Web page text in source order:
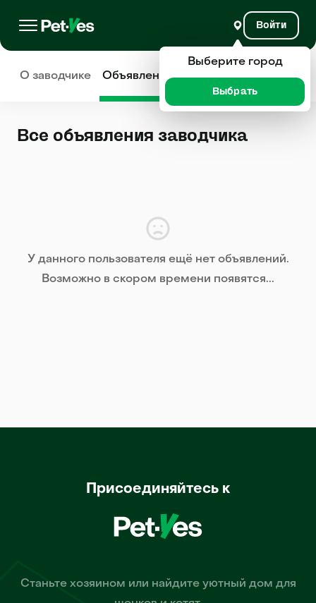
Войти
О заводчике Объявления Отзывы
Все объявления заводчика
У данного пользователя ещё нет объявлений.
Возможно в скором времени появятся...
Присоединяйтесь к
Станьте хозяином или найдите уютный дом для
Выберите город
Выбрать